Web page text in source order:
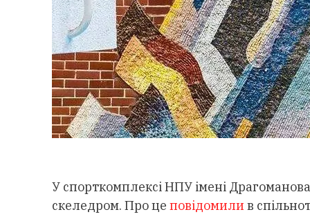
У спорткомплексі НПУ імені
скеледром. Про це повідомили в